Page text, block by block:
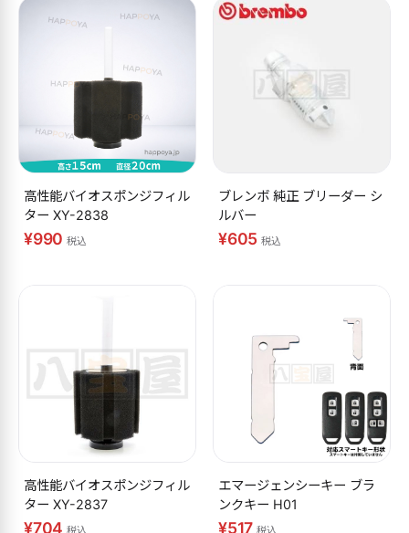
高性能バイオスポンジフィル
ター XY-2838
¥990税込
ブレンボ 純正 ブリーダー シ
ルバー
¥605税込
高性能バイオスポンジフィル
ター XY-2837
¥704
エマージェンシーキー ブラ
ンクキー H01
¥517